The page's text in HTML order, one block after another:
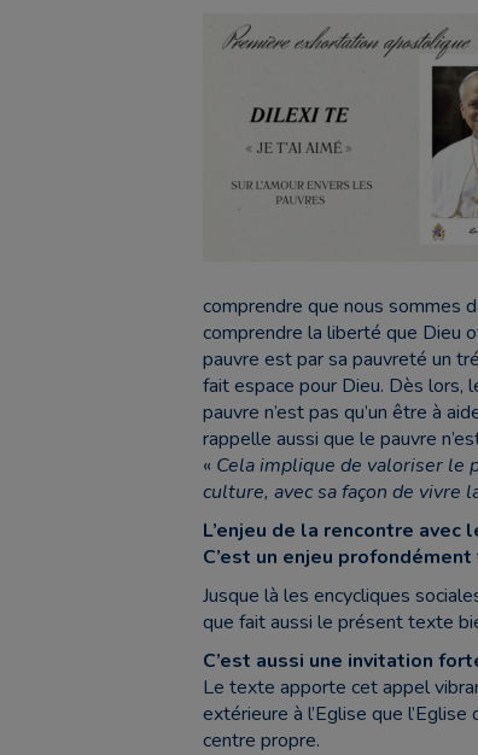
comprendre que nous sommes
comprendre la liberté que Dieu
pauvre est par sa pauvreté un
fait espace pour Dieu. Dès lors,
pauvre n’est pas qu’un être à
rappelle aussi que le pauvre
« Cela implique de valoriser le
culture, avec sa façon de vivre
L’enjeu de la rencontre avec
C’est un enjeu
Jusque là les encycliques
que fait aussi le présent texte
C’est aussi une invitation
Le texte apporte cet appel
extérieure à l’Eglise que
centre propre.